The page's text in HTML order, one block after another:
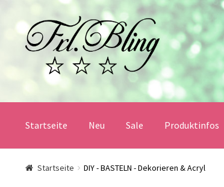
Navigation
springen
zum
Inhalt
Startseite Neu Sale Produktinfos
Start AGB und Kundeninformationen
Startseite DIY - BASTELN - Dekorieren & Acryl